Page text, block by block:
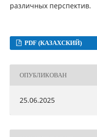
различных перспектив.
PDF (КАЗАХСКИЙ)
ОПУБЛИКОВАН
25.06.2025